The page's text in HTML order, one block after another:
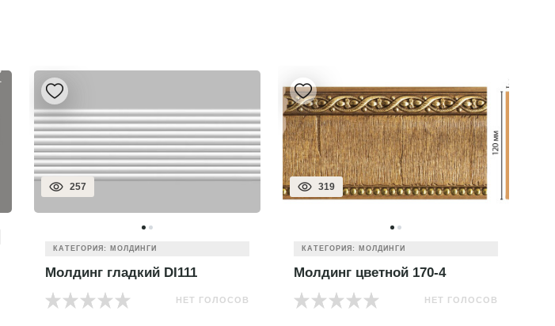
257
КАТЕГОРИЯ: МОЛДИНГИ
Молдинг гладкий DI111
НЕТ ГОЛОСОВ
319
КАТЕГОРИЯ: МОЛДИНГИ
Молдинг цветной 170-4
НЕТ ГОЛОСОВ